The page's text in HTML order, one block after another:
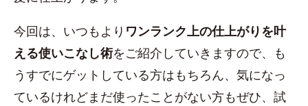
今回は、いつもより ワンランク上の仕上がりを叶
える使いこなし術をご紹介していきますので、も
うすでにゲットしている方はもちろん、気になっ
ているけれどまだ使ったことがない方もぜひ、試